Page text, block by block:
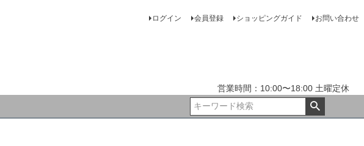
ログイン 会員登録 ショッピングガイド お問い合わせ
営業時間：10:00〜18:00 土曜定休